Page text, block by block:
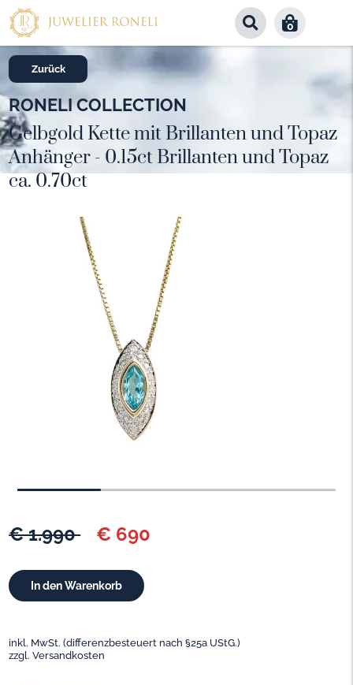
0
Zurück
€ 1.990 € 690
inkl. MwSt. (differenzbesteuert nach §25a UStG.)
zzgl. Versandkosten
RONELI COLLECTION
Gelbgold Kette mit Brillanten und Topaz
Anhänger - 0.15ct Brillanten und Topaz
ca. 0.70ct